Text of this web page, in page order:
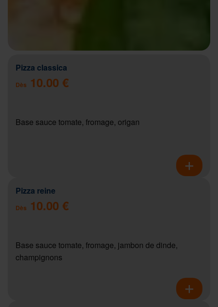
Pizza classica
Dès 10.00 €
Base sauce tomate, fromage, origan
Pizza reine
Dès 10.00 €
Base sauce tomate, fromage, jambon de dinde,
champignons